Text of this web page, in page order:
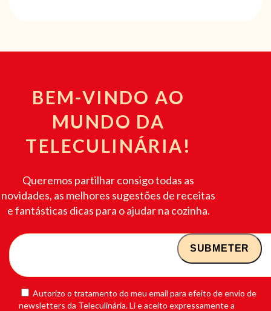
BEM-VINDO AO
MUNDO DA
TELECULINÁRIA!
Queremos partilhar consigo todas as
novidades, as melhores sugestões de receitas
e fantásticas dicas para o ajudar na cozinha.
Autorizo o tratamento do meu email para efeito de envio de
newsletters da Teleculinária. Li e aceito expressamente a